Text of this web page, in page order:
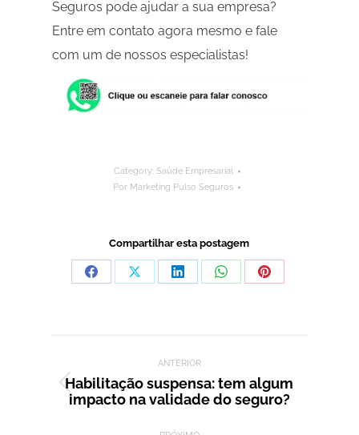
Seguros pode ajudar a sua empresa?
Entre em contato agora mesmo e fale
com um de nossos especialistas!
Category: Saúde Empresarial
Por Marketing Pulso Seguros
Compartilhar esta postagem
CompartilharCompartilharCompartilharCompartilharCompartilhar
ANTERIOR
Post
Habilitação suspensa: tem algum
impacto na validade do seguro?